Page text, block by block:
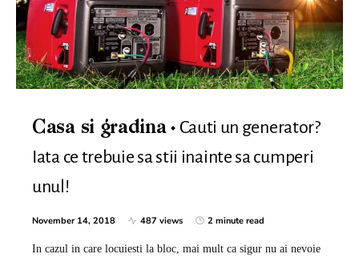
Casa si gradina
Cauti un generator?
Iata ce trebuie sa stii inainte sa cumperi
unul!
November 14, 2018 487 views 2 minute read
In cazul in care locuiesti la bloc, mai mult ca sigur nu ai nevoie